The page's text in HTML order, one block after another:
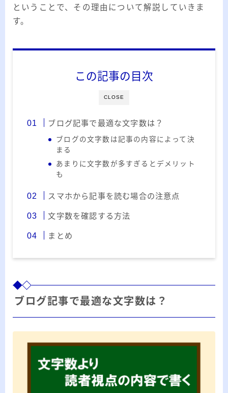
プロフィール
20代のブロガーです。IT・インターネット関連
や生活関連、趣味の1つである観賞魚などの記事
を書いています。
ということで、その理由について解説していきま
す。
CLOSE
この記事の目次
ブログ記事で最適な文字数は？
ブログの文字数は記事の内容によって決
まる
あまりに文字数が多すぎるとデメリット
も
スマホから記事を読む場合の注意点
文字数を確認する方法
まとめ
ブログ記事で最適な文字数は？